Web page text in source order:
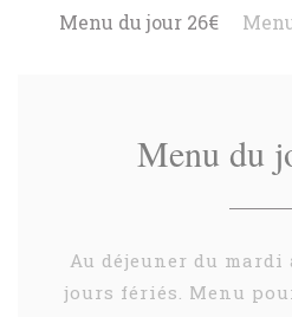
Menu du jour 26€
Menu du
Au déjeuner du
jours fériés. Menu